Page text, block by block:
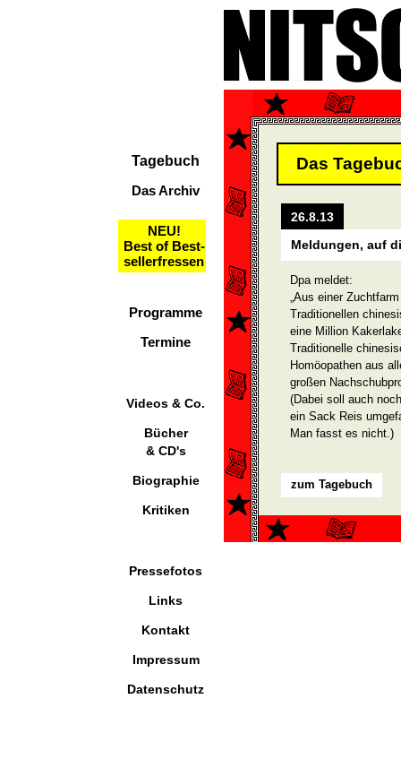
Tagebuch
Das Archiv
NEU!
Best of Best-
sellerfressen
Programme
Termine
Videos & Co.
Bücher
& CD's
Biographie
Kritiken
Pressefotos
Links
Kontakt
Impressum
Datenschutz
Das
26.8.13
Meldungen, auf
Dpa meldet:
„Aus einer
Traditionellen
eine Million
Traditionelle
Homöopathen aus
großen
(Dabei soll auch
ein Sack Reis
Man fasst es nicht.)
zum Tagebuch